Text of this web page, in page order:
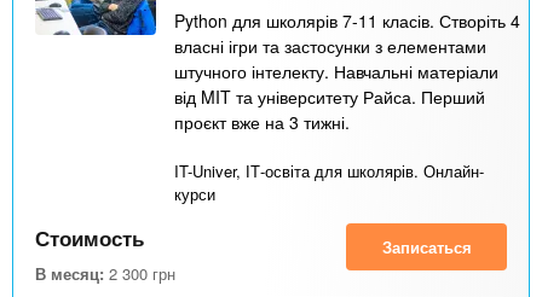
Python для школярів 7-11 класів. Створіть 4
власні ігри та застосунки з елементами
штучного інтелекту. Навчальні матеріали
від MIT та університету Райса. Перший
проєкт вже на 3 тижні.
IT-Univer, ІТ-освіта для школярів. Онлайн-
курси
Стоимость
В месяц: 2 300 грн
Записаться